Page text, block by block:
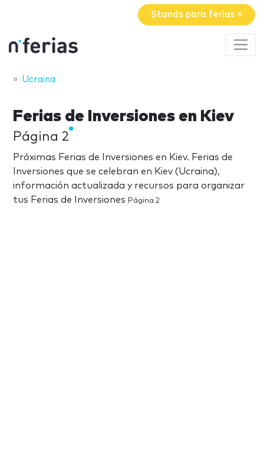
Stands para ferias »
Ucraina
Ferias de Inversiones en Kiev
Página 2
Próximas Ferias de Inversiones en Kiev. Ferias de
Inversiones que se celebran en Kiev (Ucraina),
información actualizada y recursos para organizar
tus Ferias de Inversiones Página 2